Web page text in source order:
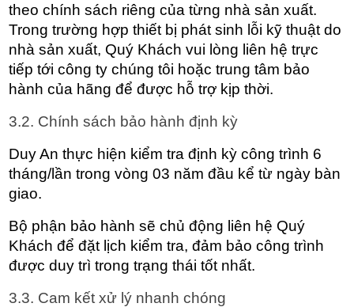
theo chính sách riêng của từng nhà sản xuất.
Trong trường hợp thiết bị phát sinh lỗi kỹ thuật do
nhà sản xuất, Quý Khách vui lòng liên hệ trực
tiếp tới công ty chúng tôi hoặc trung tâm bảo
hành của hãng để được hỗ trợ kịp thời.
3.2. Chính sách bảo hành định kỳ
Duy An thực hiện kiểm tra định kỳ công trình 6
tháng/lần trong vòng 03 năm đầu kể từ ngày bàn
giao.
Bộ phận bảo hành sẽ chủ động liên hệ Quý
Khách để đặt lịch kiểm tra, đảm bảo công trình
được duy trì trong trạng thái tốt nhất.
3.3. Cam kết xử lý nhanh chóng